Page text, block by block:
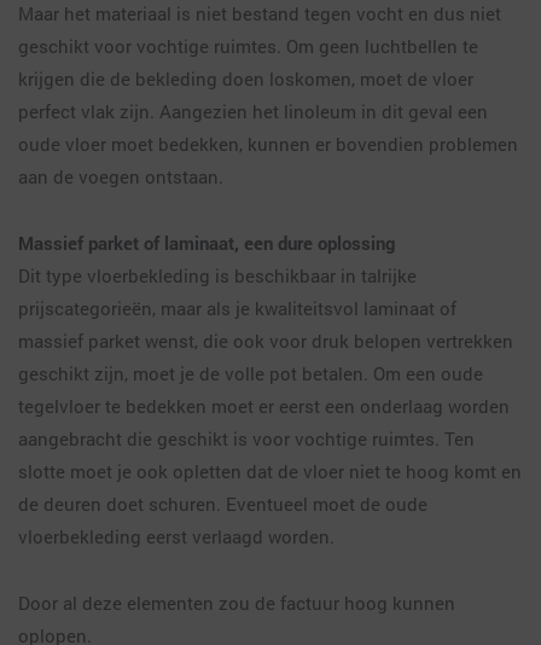
Maar het materiaal is niet bestand tegen vocht en dus niet
geschikt voor vochtige ruimtes. Om geen luchtbellen te
krijgen die de bekleding doen loskomen, moet de vloer
perfect vlak zijn. Aangezien het linoleum in dit geval een
oude vloer moet bedekken, kunnen er bovendien problemen
aan de voegen ontstaan.
Massief parket of laminaat, een dure oplossing
Dit type vloerbekleding is beschikbaar in talrijke
prijscategorieën, maar als je kwaliteitsvol laminaat of
massief parket wenst, die ook voor druk belopen vertrekken
geschikt zijn, moet je de volle pot betalen. Om een oude
tegelvloer te bedekken moet er eerst een onderlaag worden
aangebracht die geschikt is voor vochtige ruimtes. Ten
slotte moet je ook opletten dat de vloer niet te hoog komt en
de deuren doet schuren. Eventueel moet de oude
vloerbekleding eerst verlaagd worden.
Door al deze elementen zou de factuur hoog kunnen
oplopen.